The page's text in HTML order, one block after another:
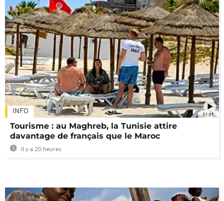
01:01
INFO
Tourisme : au Maghreb, la Tunisie attire
davantage de français que le Maroc
Il y a 20 heures